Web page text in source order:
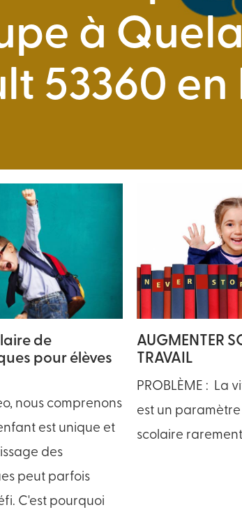
à
53360
de
pour élèves
nous comprenons
est unique et
des
peut parfois
C'est pourquoi
AUGMENTER
TRAVAIL
PROBLÈME : La
est un
scolaire